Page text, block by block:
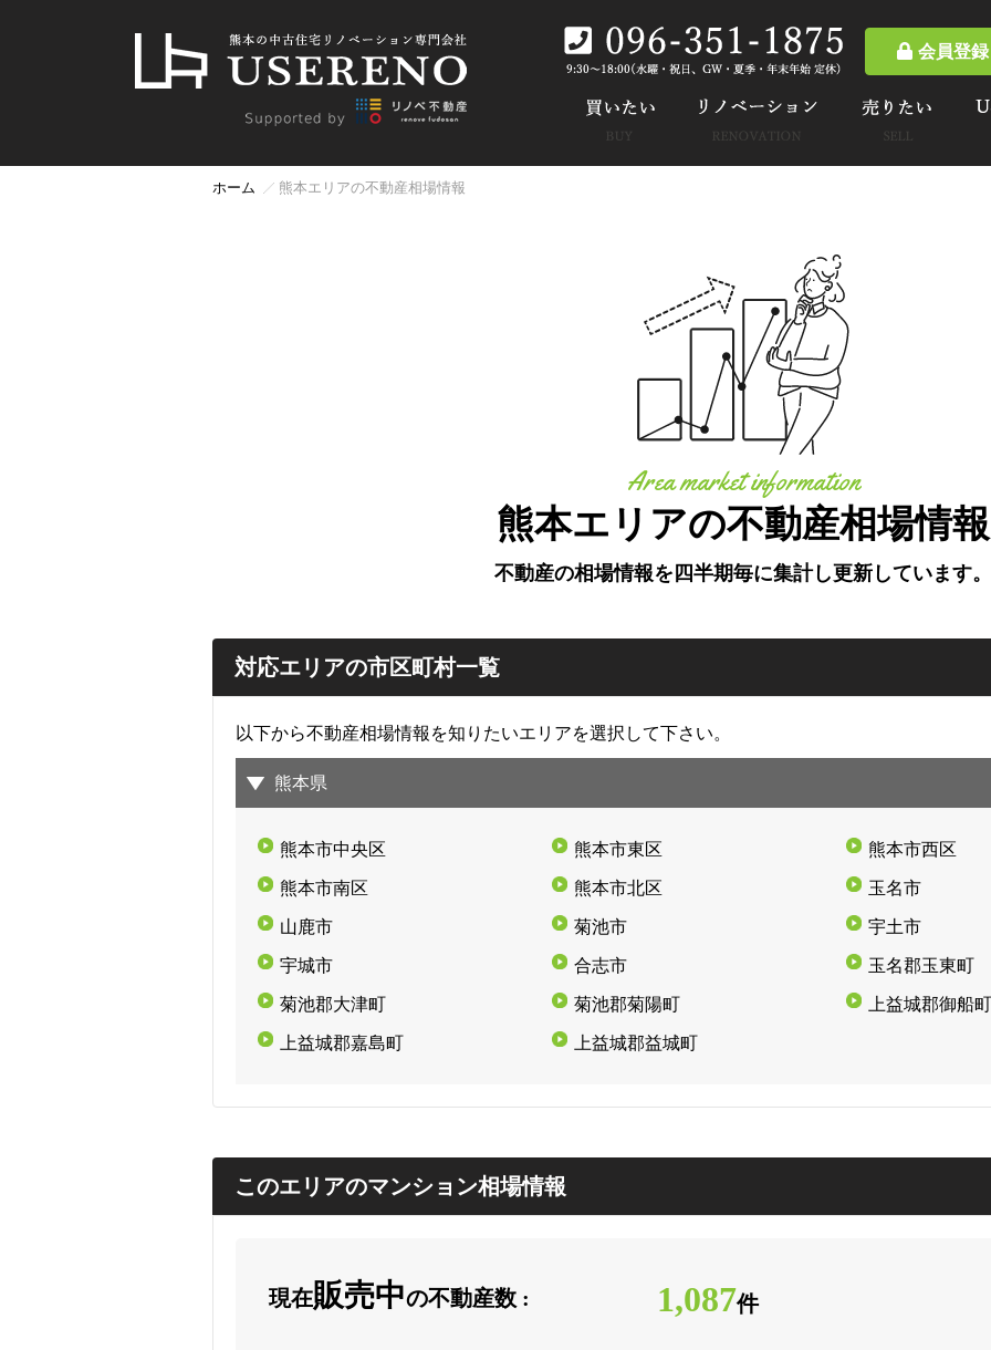
会員登録
ホーム 熊本エリアの不動産相場情報
熊本エリアの不動産相場情報
Area market information
不動産の相場情報を四半期毎に集計し更新しています。
対応エリアの市区町村一覧
以下から不動産相場情報を知りたいエリアを選択して下さい。
熊本県
熊本市中央区 熊本市東区 熊本市西区
熊本市南区 熊本市北区 玉名市
山鹿市 菊池市 宇土市
宇城市 合志市 玉名郡玉東町
菊池郡大津町 菊池郡菊陽町 上益城郡御船町
上益城郡嘉島町 上益城郡益城町
このエリアのマンション相場情報
現在販売中の不動産数 : 1,087件